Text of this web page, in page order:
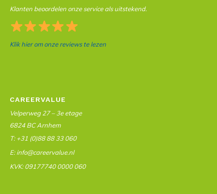
Klanten beoordelen onze service als uitstekend.
Klik hier om onze reviews te lezen
CAREERVALUE
Velperweg 27 – 3e etage
6824 BC Arnhem
T: +31 (0)88 88 33 060
E: info@careervalue.nl
KVK: 09177740 0000 060